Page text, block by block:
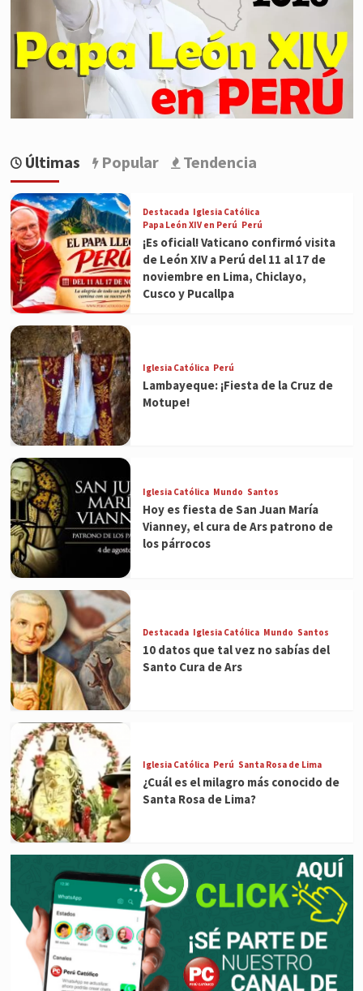
Últimas Popular Tendencia
Destacada Iglesia Católica
Papa León XIV en Perú Perú
¡Es oficial! Vaticano confirmó visita
de León XIV a Perú del 11 al 17 de
noviembre en Lima, Chiclayo,
Cusco y Pucallpa
Iglesia Católica Perú
Lambayeque: ¡Fiesta de la Cruz de
Motupe!
Iglesia Católica Mundo Santos
Hoy es fiesta de San Juan María
Vianney, el cura de Ars patrono de
los párrocos
Destacada Iglesia Católica Mundo Santos
10 datos que tal vez no sabías del
Santo Cura de Ars
Iglesia Católica Perú Santa Rosa de Lima
¿Cuál es el milagro más conocido de
Santa Rosa de Lima?